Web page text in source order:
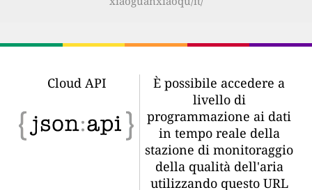
Cloud API
È possibile accedere a
livello di
programmazione ai dati
in tempo reale della
stazione di monitoraggio
della qualità dell'aria
utilizzando questo URL